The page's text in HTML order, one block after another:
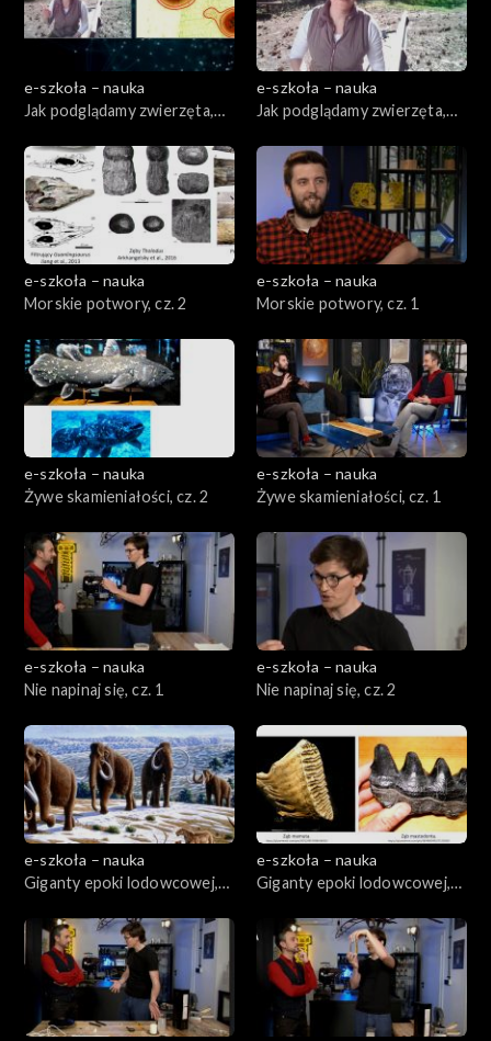
e-szkoła – nauka
Jak podglądamy zwierzęta,
e-szkoła – nauka
Jak podglądamy zwierzęta,
e-szkoła – nauka
Morskie potwory, cz. 2
e-szkoła – nauka
Morskie potwory, cz. 1
e-szkoła – nauka
Żywe skamieniałości, cz. 2
e-szkoła – nauka
Żywe skamieniałości, cz. 1
e-szkoła – nauka
Nie napinaj się, cz. 1
e-szkoła – nauka
Nie napinaj się, cz. 2
e-szkoła – nauka
Giganty epoki lodowcowej,
e-szkoła – nauka
Giganty epoki lodowcowej,